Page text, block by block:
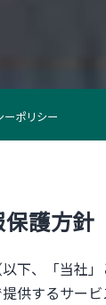
ーポリシー
護方針
下、「当社」
供するサー